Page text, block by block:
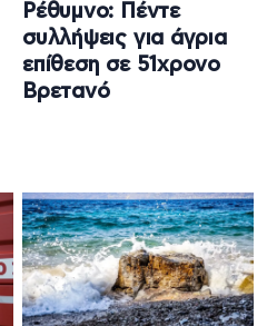
Ρέθυμνο: Πέντε
συλλήψεις για άγρια
επίθεση σε 51χρονο
Βρετανό